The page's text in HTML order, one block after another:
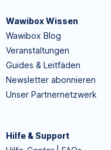
Wawibox Wissen
Wawibox Blog
Veranstaltungen
Guides & Leitfäden
Newsletter abonnieren
Unser Partnernetzwerk
Hilfe & Support